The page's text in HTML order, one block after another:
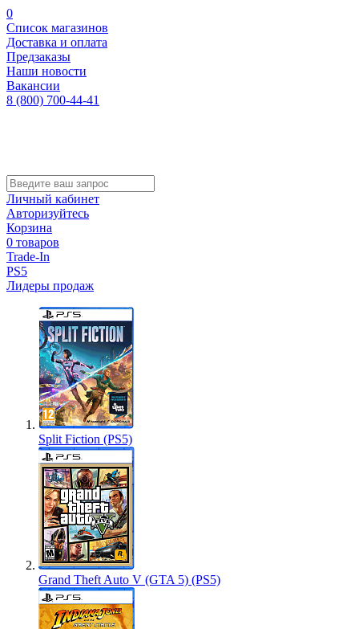
0
Список магазинов
Доставка и оплата
Предзаказы
Наши новости
Вакансии
8 (800) 700-44-41
Личный кабинет
Авторизуйтесь
Корзина
0 товаров
Trade-In
PS5
Лидеры продаж
Split Fiction (PS5)
Grand Theft Auto V (GTA 5) (PS5)